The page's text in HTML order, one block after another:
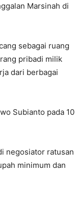
Marsinah di
sebagai ruang
pribadi milik
dari berbagai
Subianto pada 10
negosiator ratusan
minimum dan